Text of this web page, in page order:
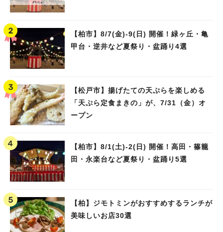
【柏市】8/7(金)‐9(日) 開催！緑ヶ丘・亀
甲台・逆井など夏祭り・盆踊り4選
【松戸市】揚げたての天ぷらを楽しめる
「天ぷら定食まきの」が、7/31（金）オ
ープン
【柏市】8/1(土)‐2(日) 開催！高田・篠籠
田・永楽台など夏祭り・盆踊り5選
【柏】ジモトミンがおすすめするランチが
美味しいお店30選